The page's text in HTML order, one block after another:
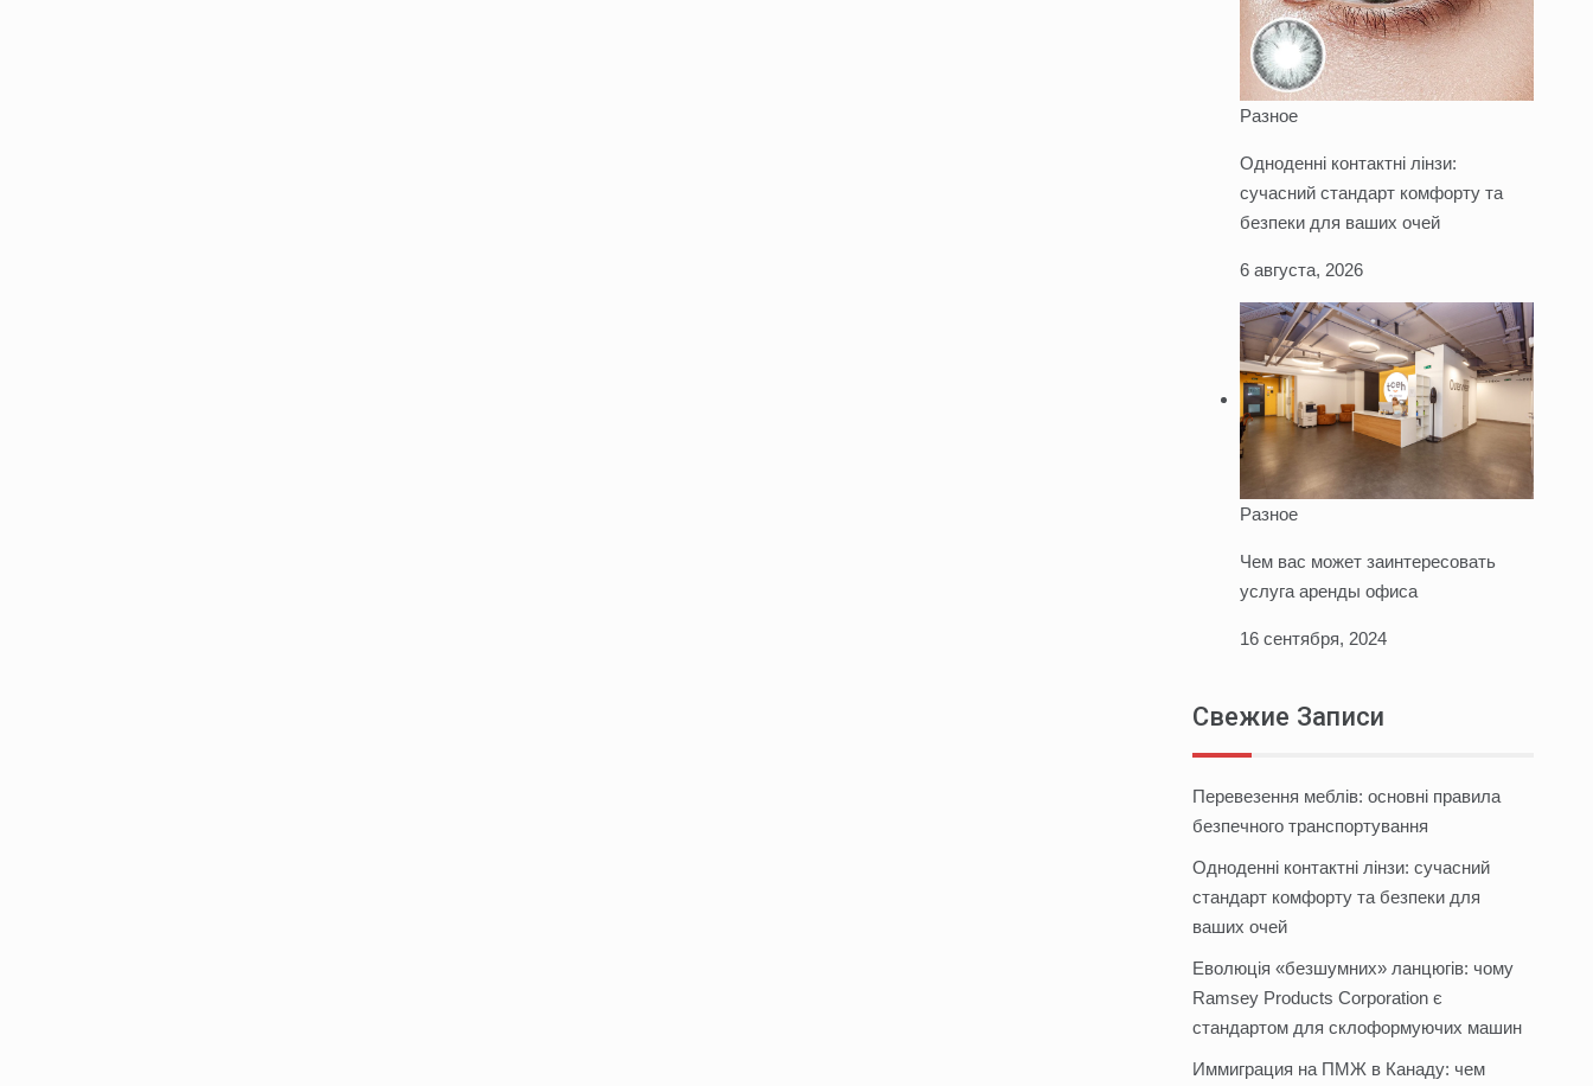
Разное
Одноденні контактні лінзи:
сучасний стандарт комфорту та
безпеки для ваших очей
6 августа, 2026
Разное
Чем вас может заинтересовать
услуга аренды офиса
16 сентября, 2024
Свежие Записи
Перевезення меблів: основні правила
безпечного транспортування
Одноденні контактні лінзи: сучасний
стандарт комфорту та безпеки для
ваших очей
Еволюція «безшумних» ланцюгів: чому
Ramsey Products Corporation є
стандартом для склоформуючих машин
Иммиграция на ПМЖ в Канаду: чем